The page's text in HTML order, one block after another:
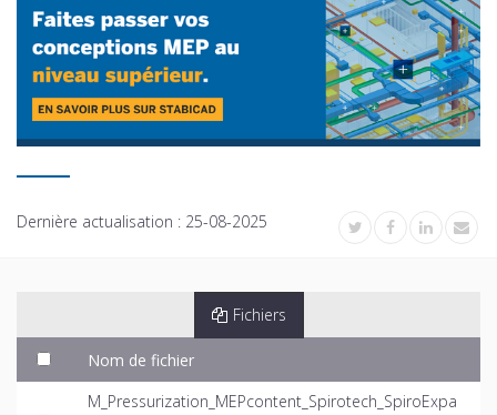
Dernière actualisation : 25-08-2025
Fichiers
Nom de fichier
M_Pressurization_MEPcontent_Spirotech_SpiroExpa